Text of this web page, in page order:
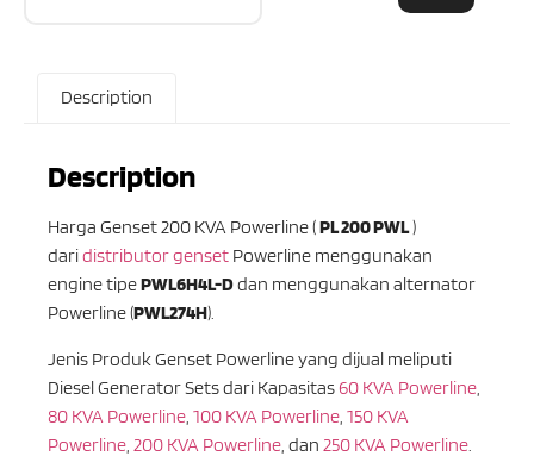
Description
Description
Harga Genset 200 KVA Powerline (PL 200 PWL)
daridistributor genset Powerline menggunakan
engine tipePWL6H4L-Ddan menggunakan alternator
Powerline (PWL274H).
Jenis Produk Genset Powerline yang dijual meliputi
Diesel Generator Sets dari Kapasitas60 KVA Powerline
80 KVA Powerline 100 KVA Powerline 150 KVA
Powerline 200 KVA Powerline , dan 250 KVA Powerline